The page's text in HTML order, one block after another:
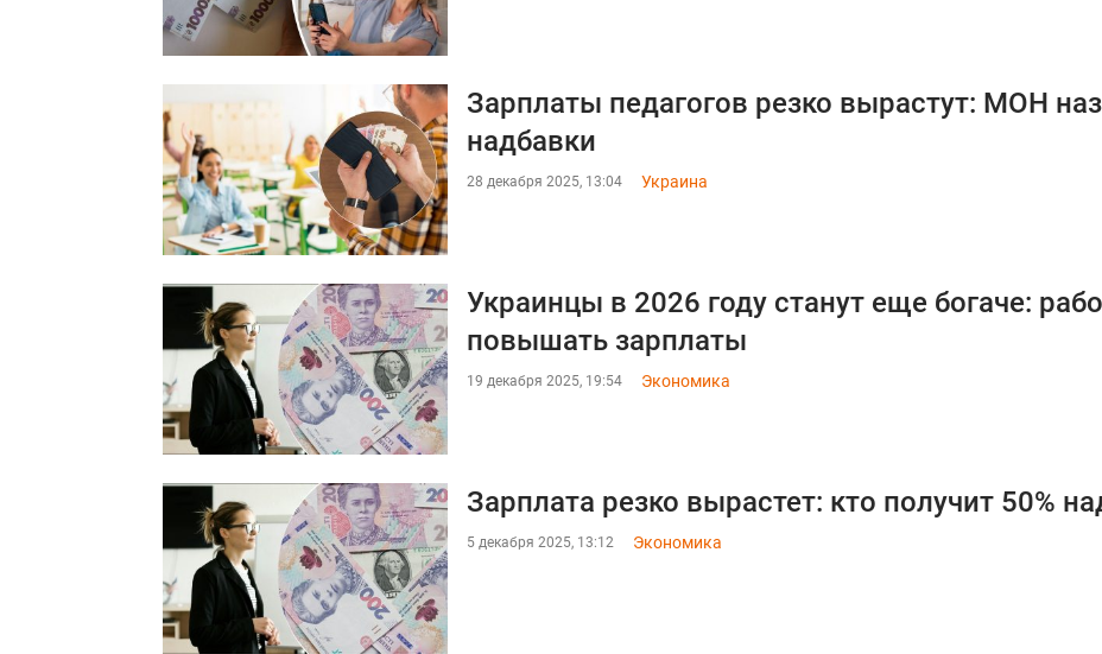
Зарплаты педагогов резко вырастут: МОН
надбавки
28 декабря 2025, 13:04 Украина
Украинцы в 2026 году станут еще богаче:
повышать зарплаты
19 декабря 2025, 19:54 Экономика
Зарплата резко вырастет: кто получит 50%
5 декабря 2025, 13:12 Экономика